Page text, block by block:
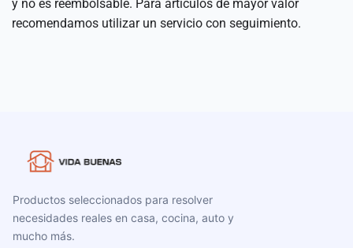
y no es reembolsable. Para artículos de mayor valor
recomendamos utilizar un servicio con seguimiento.
Productos seleccionados para resolver
necesidades reales en casa, cocina, auto y
mucho más.